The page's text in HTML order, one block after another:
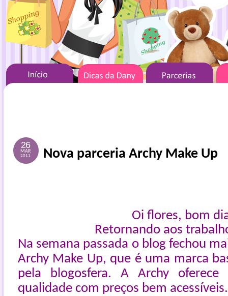
26
MAR
2011 Nova parceria Archy Make Up
Oi flores, bom
Retornando aos
Na semana passada o blog fechou
Archy Make Up, que é uma marca
pela blogosfera. A Archy oferece
qualidade com preços bem acessíveis.